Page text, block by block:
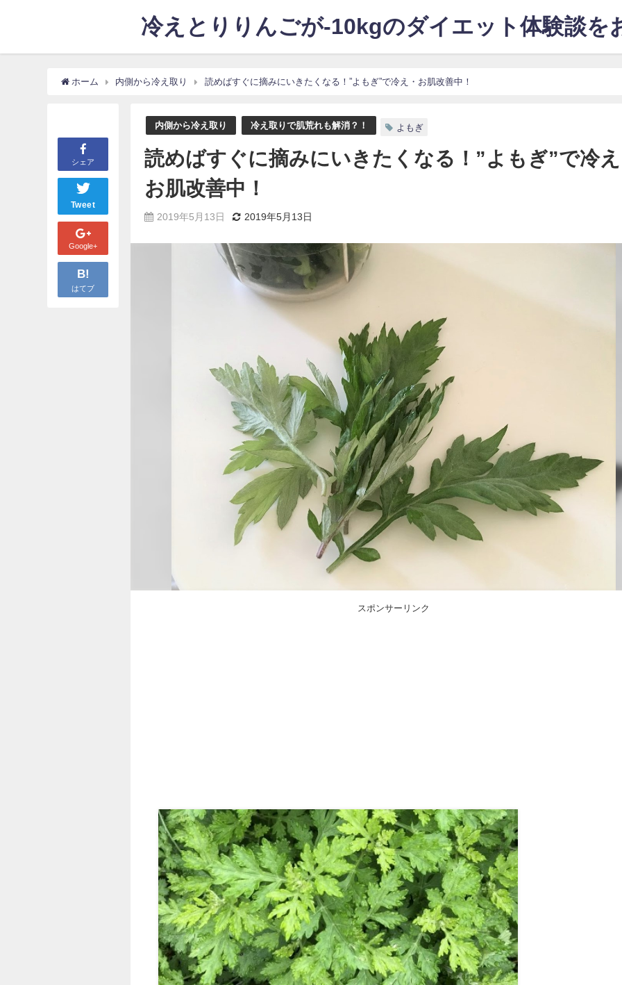
冷えとりりんごが-10kgのダイエット体験談を
ホーム 内側から冷え取り 読めばすぐに摘みにいきたくなる！”よもぎ”で冷え・お肌改善中！
シェア
Tweet
Google+
B!
はてブ
内側から冷え取り 冷え取りで肌荒れも解消？！ よもぎ
読めばすぐに摘みにいきたくなる！”よもぎ”で冷
お肌改善中！
2019年5月13日 2019年5月13日
スポンサーリンク